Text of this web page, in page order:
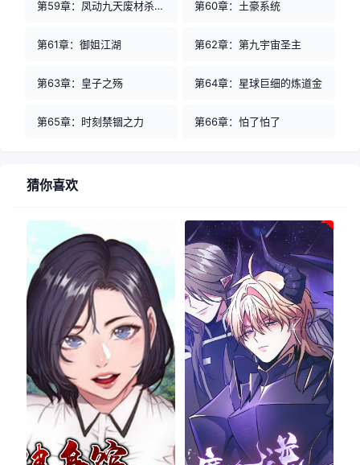
第59章：凤动九天废材杀手妃 第60章：土豪系统
第61章：御姐江湖 第62章：第九宇宙圣主
第63章：皇子之殇 第64章：星球巨细的炼道金
第65章：时刻禁锢之力 第66章：怕了怕了
猜你喜欢